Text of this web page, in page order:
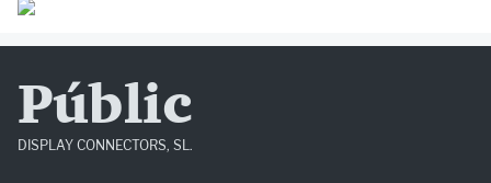
Públic
DISPLAY CONNECTORS, SL.